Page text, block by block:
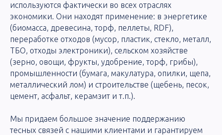
используются фактически во всех отраслях
экономики. Они находят применение: в энергетике
(биомасса, древесина, торф, пеллеты, RDF),
переработке отходов (мусор, пластик, стекло, металл,
ТБО, отходы электроники), сельском хозяйстве
(зерно, овощи, фрукты, удобрение, торф, грибы),
промышленности (бумага, макулатура, опилки, щепа,
металлический лом) и строительстве (щебень, песок,
цемент, асфальт, керамзит и т.п.).
Мы придаем большое значение поддержанию
тесных связей с нашими клиентами и гарантируем